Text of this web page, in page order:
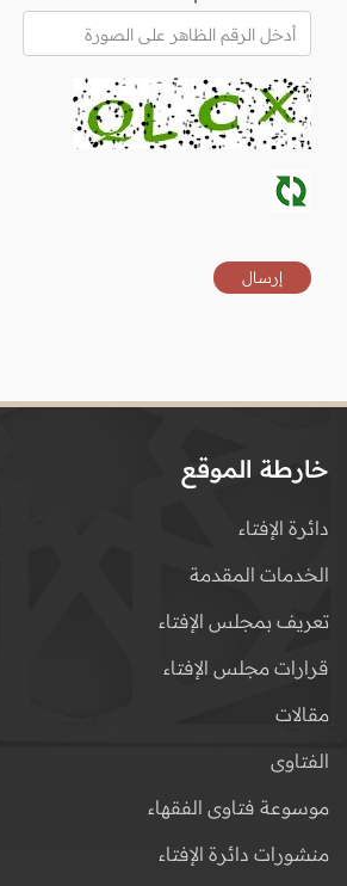
خارطة الموقع
دائرة الإفتاء
الخدمات المقدمة
تعريف بمجلس الإفتاء
قرارات مجلس الإفتاء
مقالات
الفتاوى
موسوعة فتاوى الفقهاء
منشورات دائرة الإفتاء